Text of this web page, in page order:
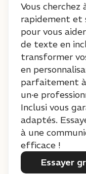
Vous
rapidement et
pour vous
de texte en
transformer
en
parfaitement à
un·e
Inclusi vous
adaptés.
à une
efficace !
Essayer